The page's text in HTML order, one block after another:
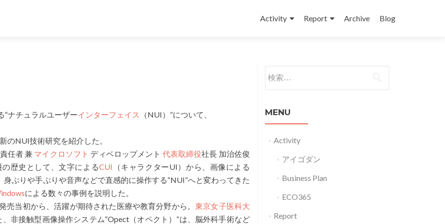
Activity
Report Archive Blog
“ナチュラルユーザーインターフェイス
（NUI）”について、
のNUI技術研究を紹介した。
任者 兼 マイクロソフト ディベロップメント 代表取締役社長 加治佐俊
の歴史として、文字によるCUI （キャラクターUI）から、画像による
身ぶりや手ぶりや音声などで直感的に操作する“NUI”へと変わってきた
による数々の事例を説明した。
売当初から、活躍が期待された医療や教育分野から。東京女子医科大
非接触型画像操作システム“Opect（オペクト）”は、脳外科手術など
検索:
MENU
Activity
アイゴダン
Business Plan
ECO365
Report